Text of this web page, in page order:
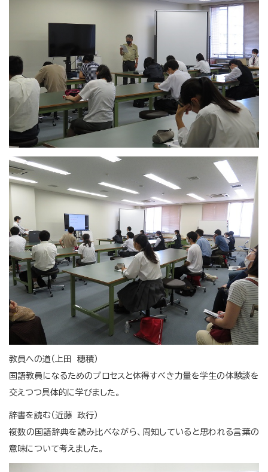
教員への道（上田 穗積）
国語教員になるためのプロセスと体得すべき力量を学生の体験談を
交えつつ具体的に学びました。
辞書を読む（近藤 政行）
複数の国語辞典を読み比べながら、周知していると思われる言葉の
意味について考えました。